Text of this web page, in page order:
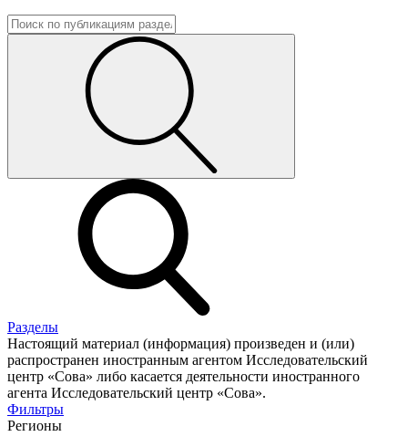
Разделы
Настоящий материал (информация) произведен и (или)
распространен иностранным агентом Исследовательский
центр «Сова» либо касается деятельности иностранного
агента Исследовательский центр «Сова».
Фильтры
Регионы